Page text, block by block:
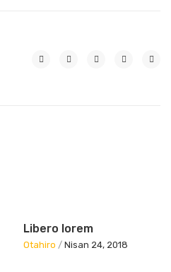
Libero lorem
Otahiro / Nisan 24, 2018